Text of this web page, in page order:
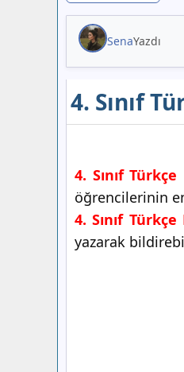
SenaYazdı
4. Sınıf
4. Sınıf
öğrencilerinin
4. Sınıf
yazarak